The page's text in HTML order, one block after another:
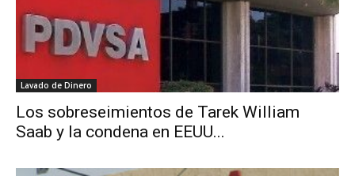
Lavado de Dinero
Los sobreseimientos de Tarek William
Saab y la condena en EEUU...